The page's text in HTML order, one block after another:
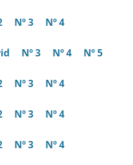
Nº 3 Nº 4
Nº 3 Nº 4 Nº 5
Nº 3 Nº 4
Nº 3 Nº 4
Nº 3 Nº 4